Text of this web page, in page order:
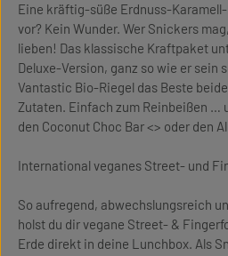
Eine kräftig-süße Erdnuss-
vor? Kein Wunder. Wer Snickers
lieben! Das klassische Kraftpaket
Deluxe-Version, ganz so wie er sein
Vantastic Bio-Riegel das Beste
Zutaten. Einfach zum Reinbeißen …
den Coconut Choc Bar <> oder den
International veganes Street- und
So aufregend, abwechslungsreich
holst du dir vegane Street- &
Erde direkt in deine Lunchbox. Als